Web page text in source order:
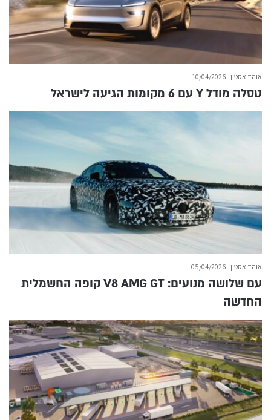
אוהד אסטון 10/04/2026
טסלה מודל Y עם 6 מקומות הגיעה לישראל
אוהד אסטון 05/04/2026
עם שלושה מנועים: V8 AMG GT קופה החשמלית
החדשה